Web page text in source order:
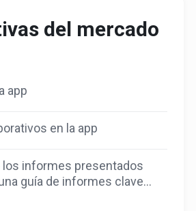
del mercado
app
en la app
los informes presentados
guía de informes clave